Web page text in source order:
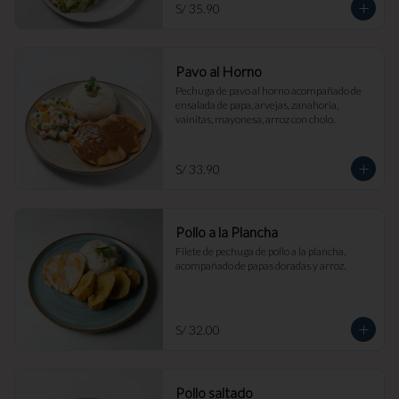
S/ 35.90
Pavo al Horno
Pechuga de pavo al horno acompañado de
ensalada de papa, arvejas, zanahoria,
vainitas, mayonesa, arroz con cholo.
S/ 33.90
Pollo a la Plancha
Filete de pechuga de pollo a la plancha,
acompañado de papas doradas y arroz.
S/ 32.00
Pollo saltado